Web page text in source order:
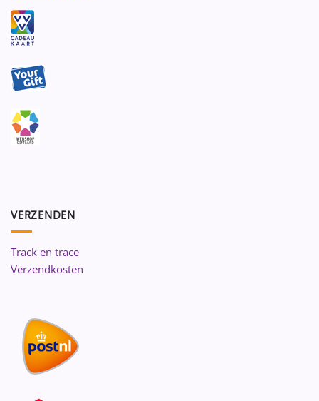
VERZENDEN
Track en trace
Verzendkosten